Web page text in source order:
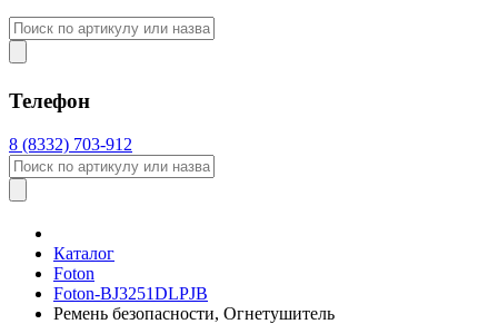
Телефон
8 (8332) 703-912
Каталог
Foton
Foton-BJ3251DLPJB
Ремень безопасности, Огнетушитель